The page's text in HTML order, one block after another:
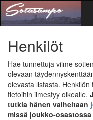
Henkilöt
Hae tunnettuja viime
olevaan
olevasta listasta.
tietoihin ilmestyy oikealle.
tutkia hänen vaiheitaan
missä joukko-